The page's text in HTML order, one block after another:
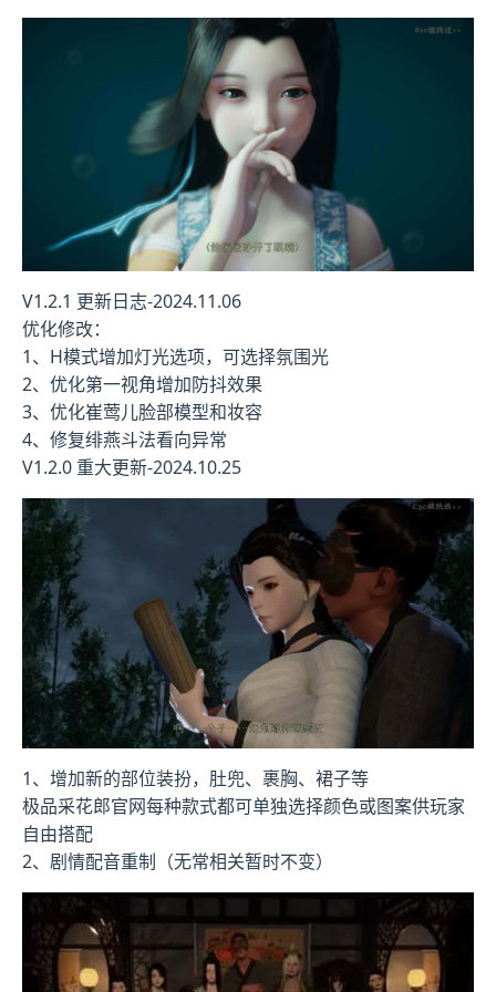
V1.2.1 更新日志-2024.11.06
优化修改：
1、H模式增加灯光选项，可选择氛围光
2、优化第一视角增加防抖效果
3、优化崔莺儿脸部模型和妆容
4、修复绯燕斗法看向异常
V1.2.0 重大更新-2024.10.25
1、增加新的部位装扮，肚兜、裹胸、裙子等
极品采花郎官网每种款式都可单独选择颜色或图案供玩家
自由搭配
2、剧情配音重制（无常相关暂时不变）